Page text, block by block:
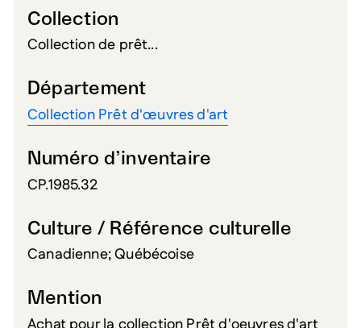
Collection
Collection de prêt...
Département
Collection Prêt d'œuvres d'art
Numéro d’inventaire
CP.1985.32
Culture / Référence culturelle
Canadienne; Québécoise
Mention